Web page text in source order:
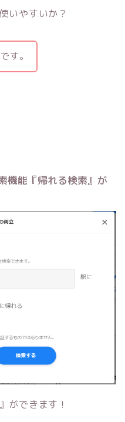
いやすいか？
す。
機能『帰れる検索』が
ができます！